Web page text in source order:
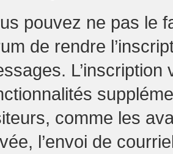
pouvez ne pas le
de rendre
comme les
l’envoi de